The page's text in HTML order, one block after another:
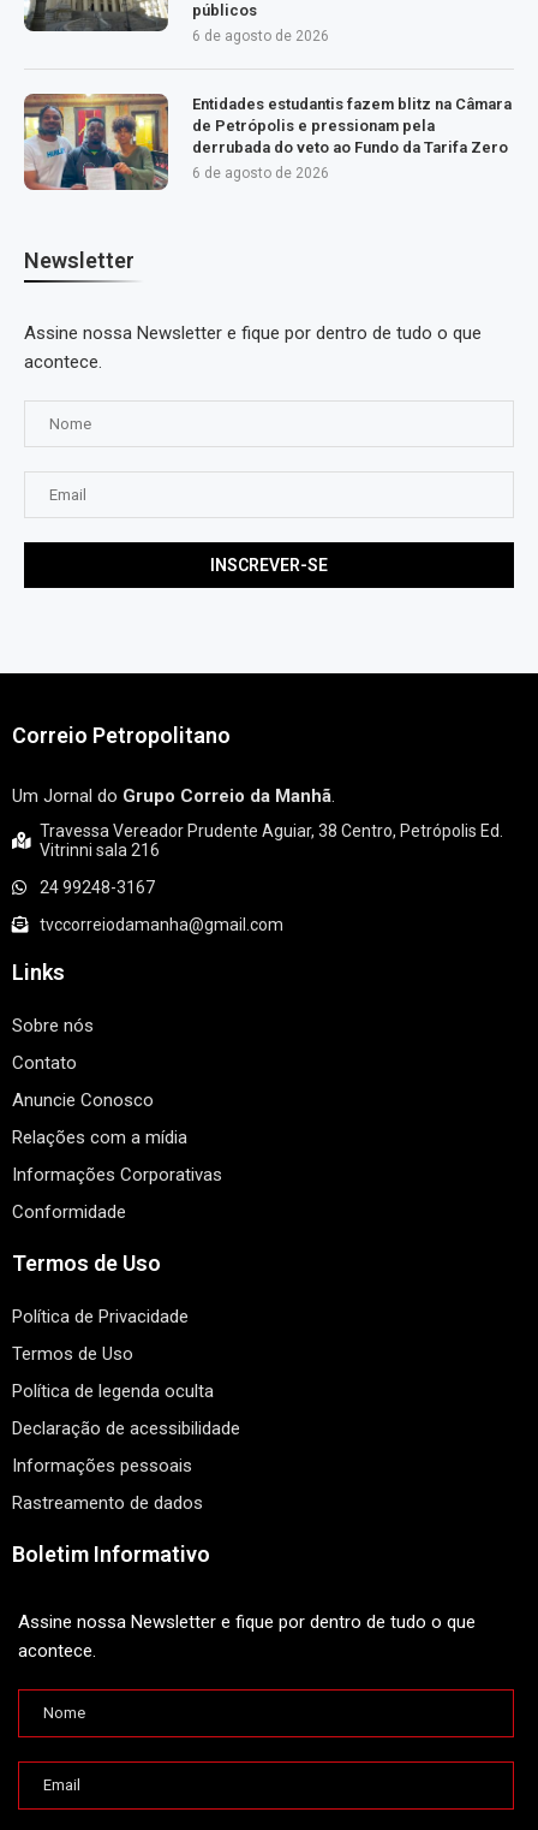
públicos
6 de agosto de 2026
Entidades estudantis fazem blitz na Câmara
de Petrópolis e pressionam pela
derrubada do veto ao Fundo da Tarifa Zero
6 de agosto de 2026
Newsletter
Assine nossa Newsletter e fique por dentro de tudo o que
acontece.
Correio Petropolitano
Um Jornal do Grupo Correio da Manhã.
Travessa Vereador Prudente Aguiar, 38 Centro, Petrópolis Ed.
Vitrinni sala 216
24 99248-3167
tvccorreiodamanha@gmail.com
Links
Sobre nós
Contato
Anuncie Conosco
Relações com a mídia
Informações Corporativas
Conformidade
Termos de Uso
Política de Privacidade
Termos de Uso
Política de legenda oculta
Declaração de acessibilidade
Informações pessoais
Rastreamento de dados
Boletim Informativo
Assine nossa Newsletter e fique por dentro de tudo o que
acontece.